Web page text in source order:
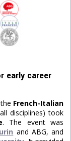
early career
French-Italian
disciplines) took
. The event was
and ABG, and